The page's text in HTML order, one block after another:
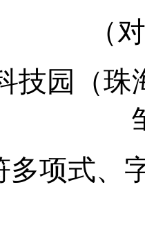
（
技园（珠
多项式、